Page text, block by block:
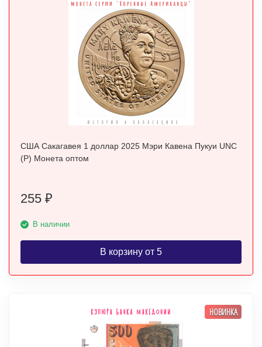
США Сакагавея 1 доллар 2025 Мэри Кавена Пукуи UNC
(P) Монета оптом
255 ₽
В наличии
В корзину от 5
НОВИНКА